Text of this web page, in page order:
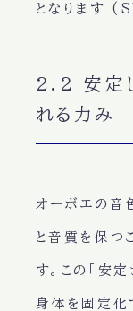
となります
2.2 安定
れる力み
オーボエの音
と音質を保つ
す。この「安
身体を固定化